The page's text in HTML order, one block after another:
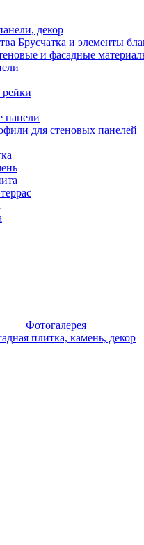
декор
Брусчатка и элементы
и фасадные
рейки
панели
для стеновых панелей
Фотогалерея
плитка, камень, декор